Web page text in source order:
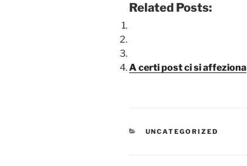
Related Posts:
A certi post ci si affeziona
CATEGORIE
UNCATEGORIZED